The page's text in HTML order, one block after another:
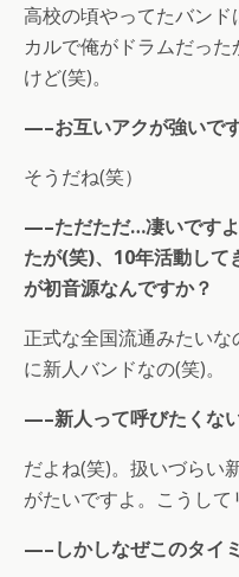
高校の頃やってたバン
カルで俺がドラムだっ
けど(笑)。
—–お互いアクが強いで
そうだね(笑）
—–ただただ…凄いです
たが(笑)、10年活動して
が初音源なんですか？
正式な全国流通みたい
に新人バンドなの(笑)。
—–新人って呼びたくな
だよね(笑)。扱いづらい
がたいですよ。こうして
—–しかしなぜこのタイ